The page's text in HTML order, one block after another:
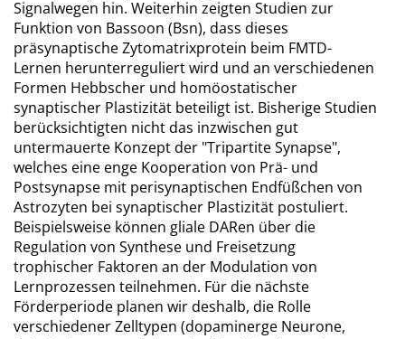
Signalwegen hin. Weiterhin zeigten Studien zur
Funktion von Bassoon (Bsn), dass dieses
präsynaptische Zytomatrixprotein beim FMTD-
Lernen herunterreguliert wird und an verschiedenen
Formen Hebbscher und homöostatischer
synaptischer Plastizität beteiligt ist. Bisherige Studien
berücksichtigten nicht das inzwischen gut
untermauerte Konzept der "Tripartite Synapse",
welches eine enge Kooperation von Prä- und
Postsynapse mit perisynaptischen Endfüßchen von
Astrozyten bei synaptischer Plastizität postuliert.
Beispielsweise können gliale DARen über die
Regulation von Synthese und Freisetzung
trophischer Faktoren an der Modulation von
Lernprozessen teilnehmen. Für die nächste
Förderperiode planen wir deshalb, die Rolle
verschiedener Zelltypen (dopaminerge Neurone,